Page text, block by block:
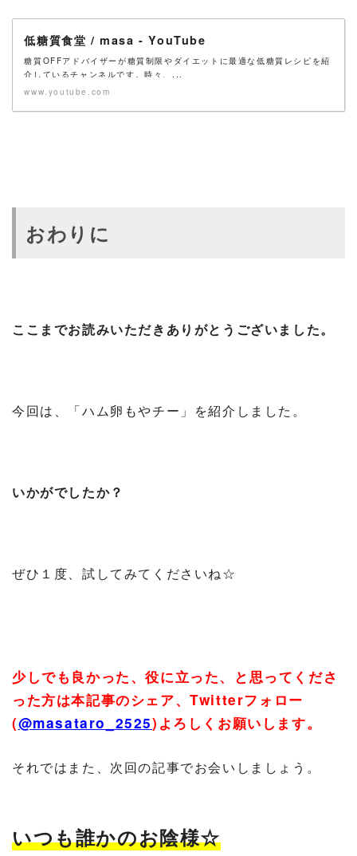
低糖質食堂 / masa - YouTube
糖質OFFアドバイザーが糖質制限やダイエットに最適な低糖質レシピを紹
介しているチャンネルです。時々、...
www.youtube.com
おわりに
ここまでお読みいただきありがとうございました。
今回は、「ハム卵もやチー」を紹介しました。
いかがでしたか？
ぜひ１度、試してみてくださいね☆
少しでも良かった、役に立った、と思ってくださ
った方は本記事のシェア、Twitterフォロー
(@masataro_2525) よろしくお願いします。
それではまた、次回の記事でお会いしましょう。
いつも誰かのお陰様☆